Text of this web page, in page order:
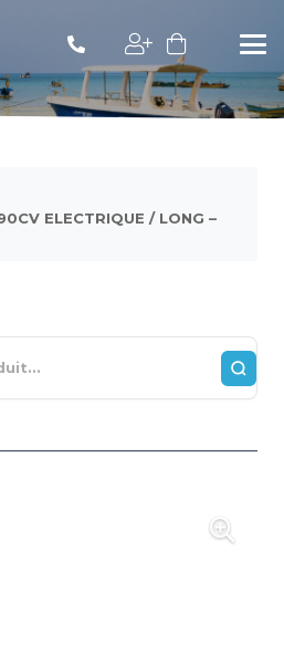
ELECTRIQUE / LONG –